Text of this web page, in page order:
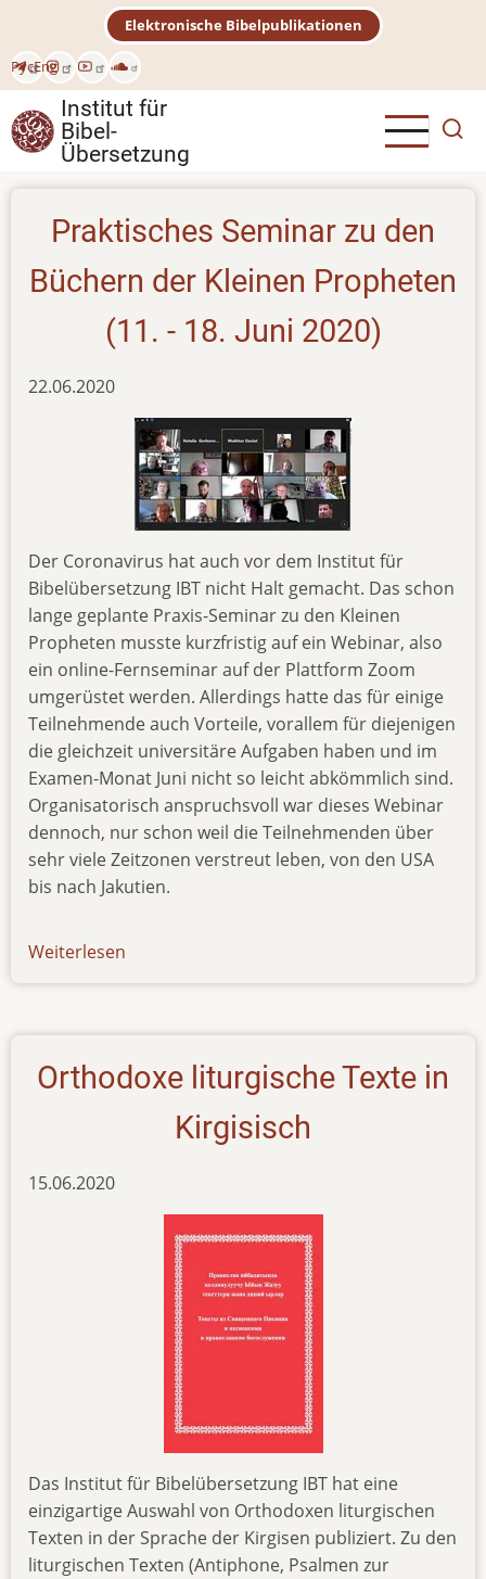
Inhalt
РусEng
Elektronische Bibelpublikationen
Institut für
Bibel-
Übersetzung
Praktisches Seminar zu den
Büchern der Kleinen Propheten
(11. - 18. Juni 2020)
22.06.2020
Der Coronavirus hat auch vor dem Institut für
Bibelübersetzung IBT nicht Halt gemacht. Das schon
lange geplante Praxis-Seminar zu den Kleinen
Propheten musste kurzfristig auf ein Webinar, also
ein online-Fernseminar auf der Plattform Zoom
umgerüstet werden. Allerdings hatte das für einige
Teilnehmende auch Vorteile, vorallem für diejenigen
die gleichzeit universitäre Aufgaben haben und im
Examen-Monat Juni nicht so leicht abkömmlich sind.
Organisatorisch anspruchsvoll war dieses Webinar
dennoch, nur schon weil die Teilnehmenden über
sehr viele Zeitzonen verstreut leben, von den USA
bis nach Jakutien.
Weiterlesen
Orthodoxe liturgische Texte in
Kirgisisch
15.06.2020
Das Institut für Bibelübersetzung IBT hat eine
einzigartige Auswahl von Orthodoxen liturgischen
Texten in der Sprache der Kirgisen publiziert. Zu den
liturgischen Texten (Antiphone, Psalmen zur